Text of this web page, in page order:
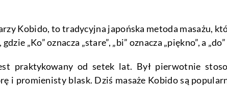
Kobido, to tradycyjna japońska metoda masażu,
„Ko” oznacza „stare”, „bi” oznacza „piękno”, a
praktykowany od setek lat. Był pierwotnie
i promienisty blask. Dziś masaże Kobido są